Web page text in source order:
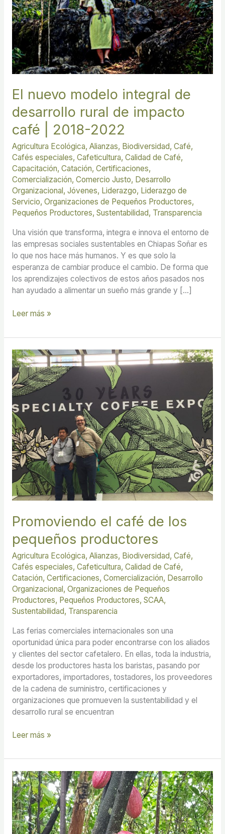
El nuevo modelo integral de
desarrollo rural de impacto
café | 2018-2022
Agricultura Ecológica, Alianzas, Biodiversidad, Café,
Cafés especiales, Cafeticultura, Calidad de Café,
Capacitación, Catación, Certificaciones,
Comercialización, Comercio Justo, Desarrollo
Organizacional , Jóvenes, Liderazgo, Liderazgo de
Servicio, Organizaciones de Pequeños Productores,
Pequeños Productores, Sustentabilidad, Transparencia
Una visión que transforma, integra e innova el entorno de
las empresas sociales sustentables en Chiapas Soñar es
lo que nos hace más humanos. Y es que solo la
esperanza de cambiar produce el cambio. De forma que
los aprendizajes colectivos de estos años pasados nos
han ayudado a alimentar un sueño más grande y […]
de
impacto
café
2018-
2022
Leer más »
Promoviendo el café de los
pequeños productores
Agricultura Ecológica, Alianzas, Biodiversidad, Café,
Cafés especiales, Cafeticultura, Calidad de Café,
Catación, Certificaciones, Comercialización, Desarrollo
Organizacional, Organizaciones de Pequeños
Productores, Pequeños Productores, SCAA,
Sustentabilidad, Transparencia
Las ferias comerciales internacionales son una
oportunidad única para poder encontrarse con los aliados
y clientes del sector cafetalero. En ellas, toda la industria,
desde los productores hasta los baristas, pasando por
exportadores, importadores, tostadores, los proveedores
de la cadena de suministro, certificaciones y
organizaciones que promueven la sustentabilidad y el
desarrollo rural se encuentran
Promoviendo
el
café
de
pequeños
productores
Leer más »
Alianzas
estratégicas,
reactivación
de
la